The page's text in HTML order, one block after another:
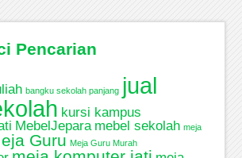
Pencarian
bangku sekolah panjang jual
kursi kampus
MebelJepara mebel sekolah meja
Guru Meja Guru Murah